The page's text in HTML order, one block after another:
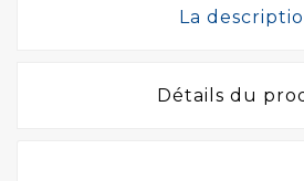
La
Détails du